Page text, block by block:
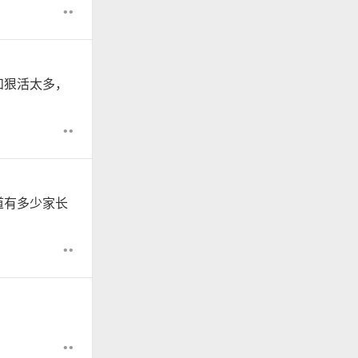
••
活太多，
••
多少家长
••
••